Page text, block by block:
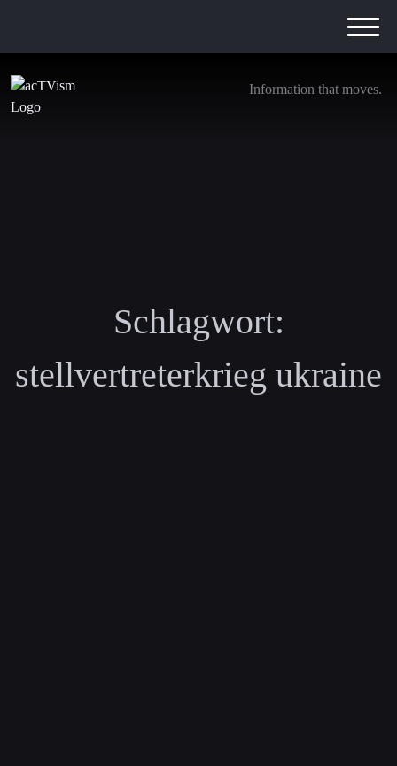
Information that moves.
Schlagwort:
stellvertreterkrieg ukraine